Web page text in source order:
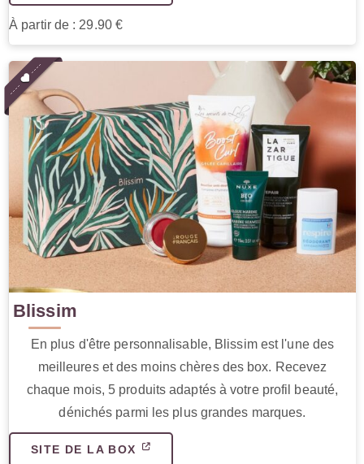
À partir de : 29.90 €
Blissim
En plus d'être personnalisable, Blissim est l'une des
meilleures et des moins chères des box. Recevez
chaque mois, 5 produits adaptés à votre profil beauté,
dénichés parmi les plus grandes marques.
SITE DE LA BOX